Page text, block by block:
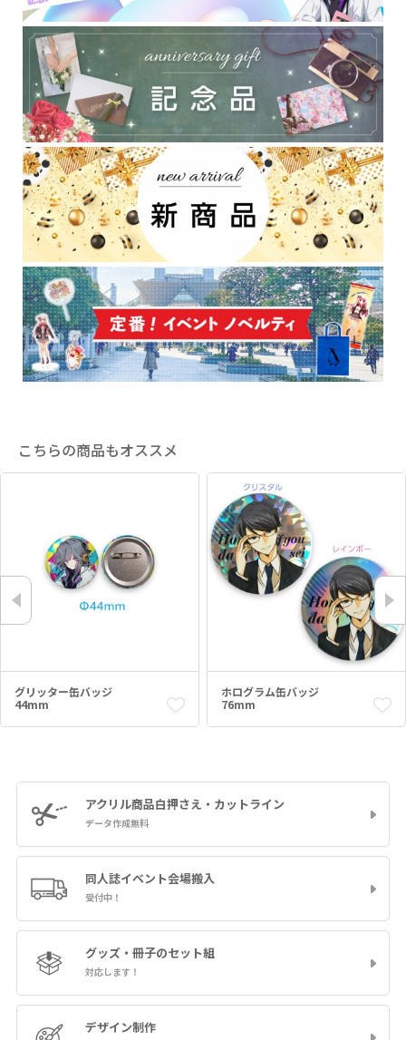
こちらの商品もオススメ
グリッター缶バッジ
44mm
ホログラム缶バッジ
76mm
アクリル商品白押さえ・カットライン
データ作成無料
同人誌イベント会場搬入
受付中！
グッズ・冊子のセット組
対応します！
デザイン制作